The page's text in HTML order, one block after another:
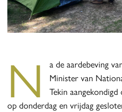
N
a de aardebeving
Minister van
Tekin
op donderdag en vrijdag